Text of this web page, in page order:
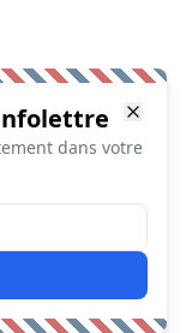
dans votre